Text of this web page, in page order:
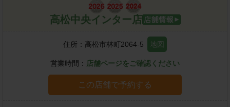
高松中央インター店
住所： 高松市林町2064-5 地図
営業時間： 店舗ページをご確認ください
この店舗で予約する